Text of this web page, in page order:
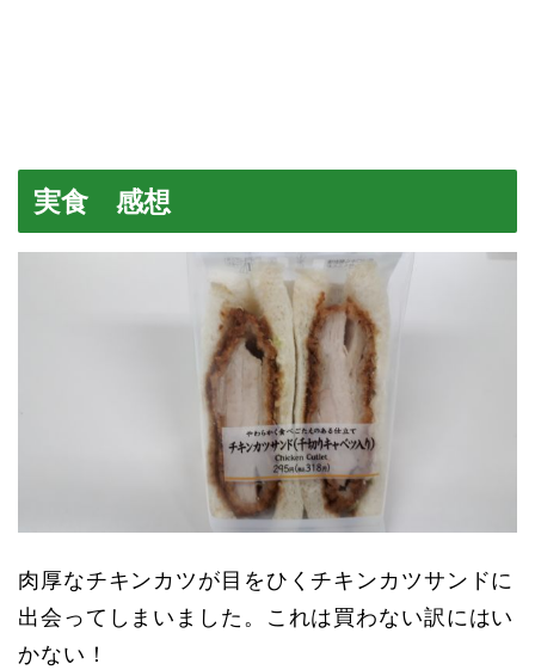
実食 感想
肉厚なチキンカツが目をひくチキンカツサンドに
出会ってしまいました。これは買わない訳にはい
かない！